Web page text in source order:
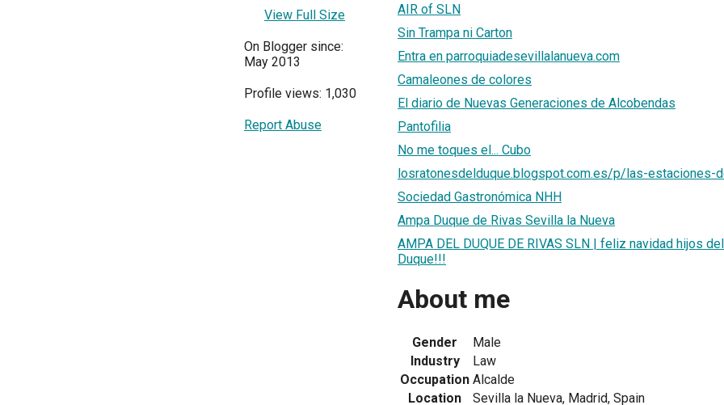
View Full Size
On Blogger since:
May 2013
Profile views: 1,030
Report Abuse
AIR of SLN
Sin Trampa ni Carton
Entra en parroquiadesevillalanueva.com
Camaleones de colores
El diario de Nuevas Generaciones de Alcobendas
Pantofilia
No me toques el... Cubo
losratonesdelduque.blogspot.com.es/p/las-estaciones-
Sociedad Gastronómica NHH
Ampa Duque de Rivas Sevilla la Nueva
AMPA DEL DUQUE DE RIVAS SLN | feliz navidad hijos del
Duque!!!
About me
Gender
Male
Industry
Law
Occupation Alcalde
Location
Sevilla la Nueva, Madrid, Spain